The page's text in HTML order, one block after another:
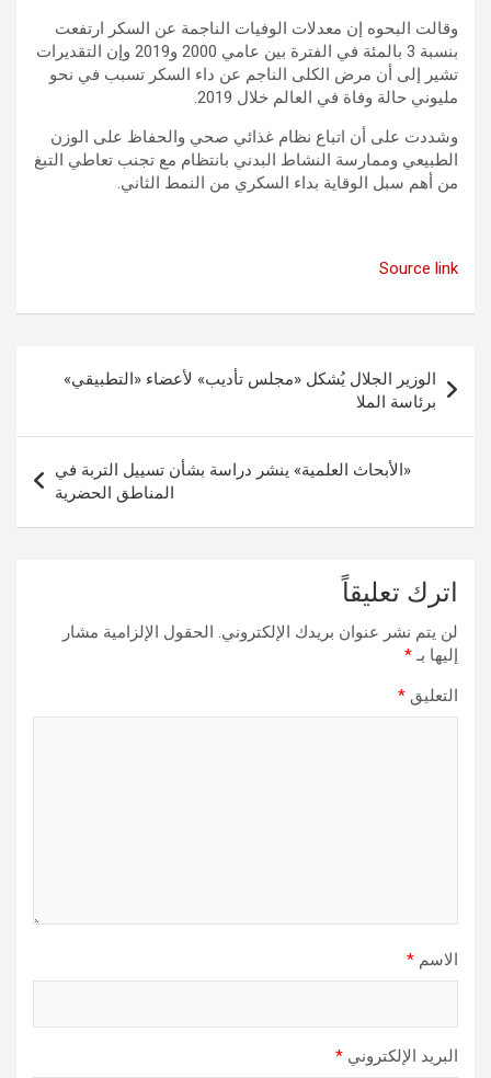
وقالت البحوه إن معدلات الوفيات الناجمة عن السكر ارتفعت
بنسبة 3 بالمئة في الفترة بين عامي 2000 و2019 وإن التقديرات
تشير إلى أن مرض الكلى الناجم عن داء السكر تسبب في نحو
مليوني حالة وفاة في العالم خلال 2019.
وشددت على أن اتباع نظام غذائي صحي والحفاظ على الوزن
الطبيعي وممارسة النشاط البدني بانتظام مع تجنب تعاطي التبغ
من أهم سبل الوقاية بداء السكري من النمط الثاني.
Source link
المقالات
الوزير الجلال يُشكل «مجلس تأديب» لأعضاء «التطبيقي»
برئاسة الملا
«الأبحاث العلمية» ينشر دراسة بشأن تسييل التربة في
المناطق الحضرية
اترك تعليقاً
لن يتم نشر عنوان بريدك الإلكتروني. الحقول الإلزامية مشار
إليها بـ*
التعليق *
الاسم *
البريد الإلكتروني *